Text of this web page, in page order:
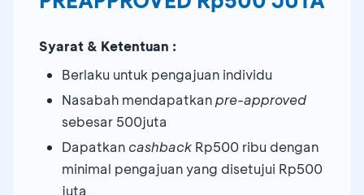
Syarat & Ketentuan :
Berlaku untuk pengajuan individu
Nasabah mendapatkanpre-approved
sebesar 500juta
Dapatkan cashback Rp500 ribu dengan
minimal pengajuan yang disetujui Rp500
juta